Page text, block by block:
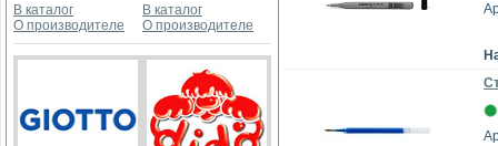
В каталог
О производителе
В каталог
О производителе